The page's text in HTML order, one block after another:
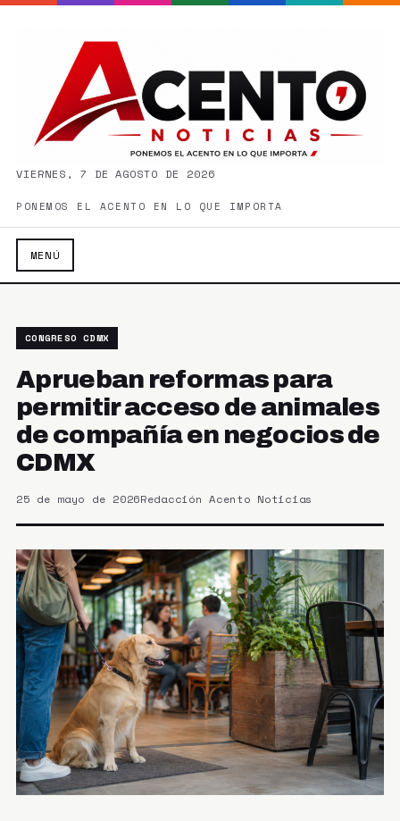
VIERNES, 7 DE AGOSTO DE 2026
PONEMOS EL ACENTO EN LO QUE IMPORTA
MENÚ
CONGRESO CDMX
Aprueban reformas para
permitir acceso de animales
de compañía en negocios de
CDMX
25 de mayo de 2026Redacción Acento Noticias